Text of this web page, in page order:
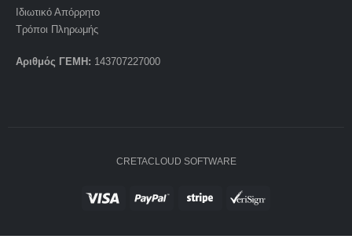
Ιδιωτικό Απόρρητο
Τρόποι Πληρωμής
Αριθμός ΓΕΜΗ: 143707227000
CRETACLOUD SOFTWARE